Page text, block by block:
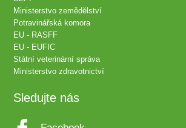
Ministerstvo zemědělství
Potravinářská komora
EU - RASFF
EU - EUFIC
Státní veterinární správa
Ministerstvo zdravotnictví
Sledujte nás